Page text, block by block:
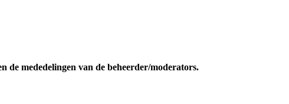
de mededelingen van de beheerder/moderators.